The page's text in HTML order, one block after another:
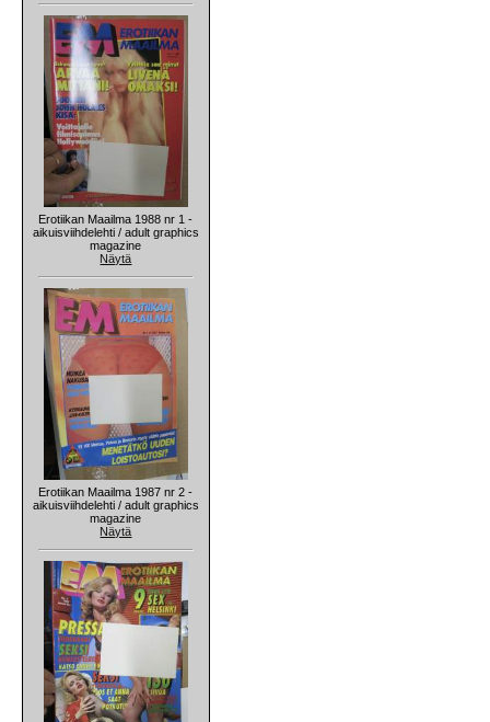
Erotiikan Maailma 1988 nr 1 -
aikuisviihdelehti / adult graphics
magazine
Näytä
Erotiikan Maailma 1987 nr 2 -
aikuisviihdelehti / adult graphics
magazine
Näytä